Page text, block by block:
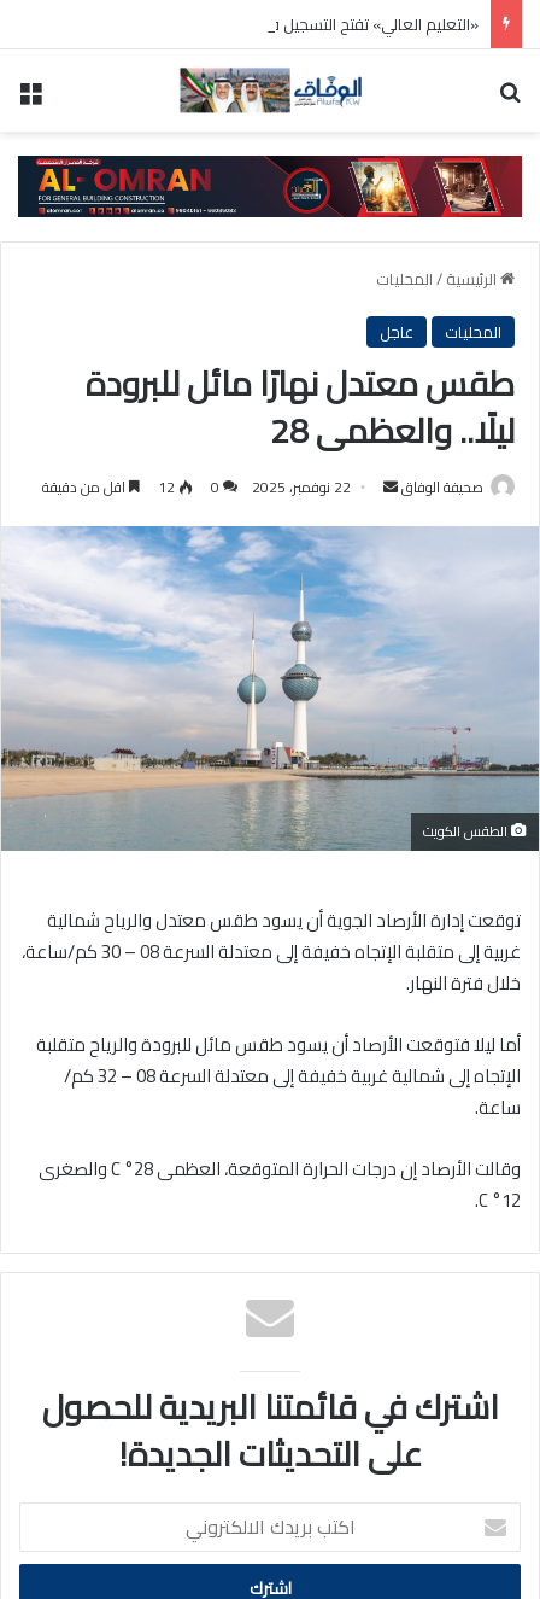
الرئيسية/المحليات
المحليات
عاجل
طقس معتدل نهارًا مائل للبرودة
ليلًا.. والعظمى 28
صحيفة الوفاق
أرسل 22 نوفمبر، 2025 0
12 اقل من دقيقة
الطقس الكويت
توقعت إدارة الأرصاد الجوية أن يسود طقس معتدل والرياح شمالية
غربية إلى متقلبة الإتجاه خفيفة إلى معتدلة السرعة 08 – 30 كم/ساعة،
خلال فترة النهار.
أما ليلا فتوقعت الأرصاد أن يسود طقس مائل للبرودة والرياح متقلبة
الإتجاه إلى شمالية غربية خفيفة إلى معتدلة السرعة 08 – 32 كم/
ساعة.
وقالت الأرصاد إن درجات الحرارة المتوقعة، العظمى 28° C والصغرى
12° C.
اشترك في قائمتنا البريدية للحصول
على التحديثات الجديدة!
اكتب
بريدك
الالكتروني